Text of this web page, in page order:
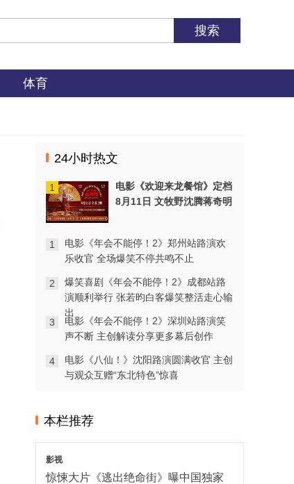
体育
24小时热文
1
电影《欢迎来龙餐馆》定档
8月11日 文牧野沈腾蒋奇明
1
电影《年会不能停！2》郑州站路演欢
乐收官 全场爆笑不停共鸣不止
2
爆笑喜剧《年会不能停！2》成都站路
演顺利举行 张若昀白客爆笑整活走心输
出
3
电影《年会不能停！2》深圳站路演笑
声不断 主创解读分享更多幕后创作
4
电影《八仙！》沈阳路演圆满收官 主创
与观众互赠“东北特色”惊喜
本栏推荐
电影《年会不能停！2》郑州站路演欢
乐收官 全场爆笑不停共鸣不止
更多
影视
影视
声不断 主创解读分享更多幕后创作 更多
电影《八仙！》沈阳路演圆满收官 主
翰墨留章·光影追梦：1992造梦局开街
暨第二届“中子星·小说月报影视改编价
值潜力榜”发布会在盐城举行
更多
岛”片段 点映口碑升温引共鸣
影视
惊悚大片《逃出绝命街》曝中国独家